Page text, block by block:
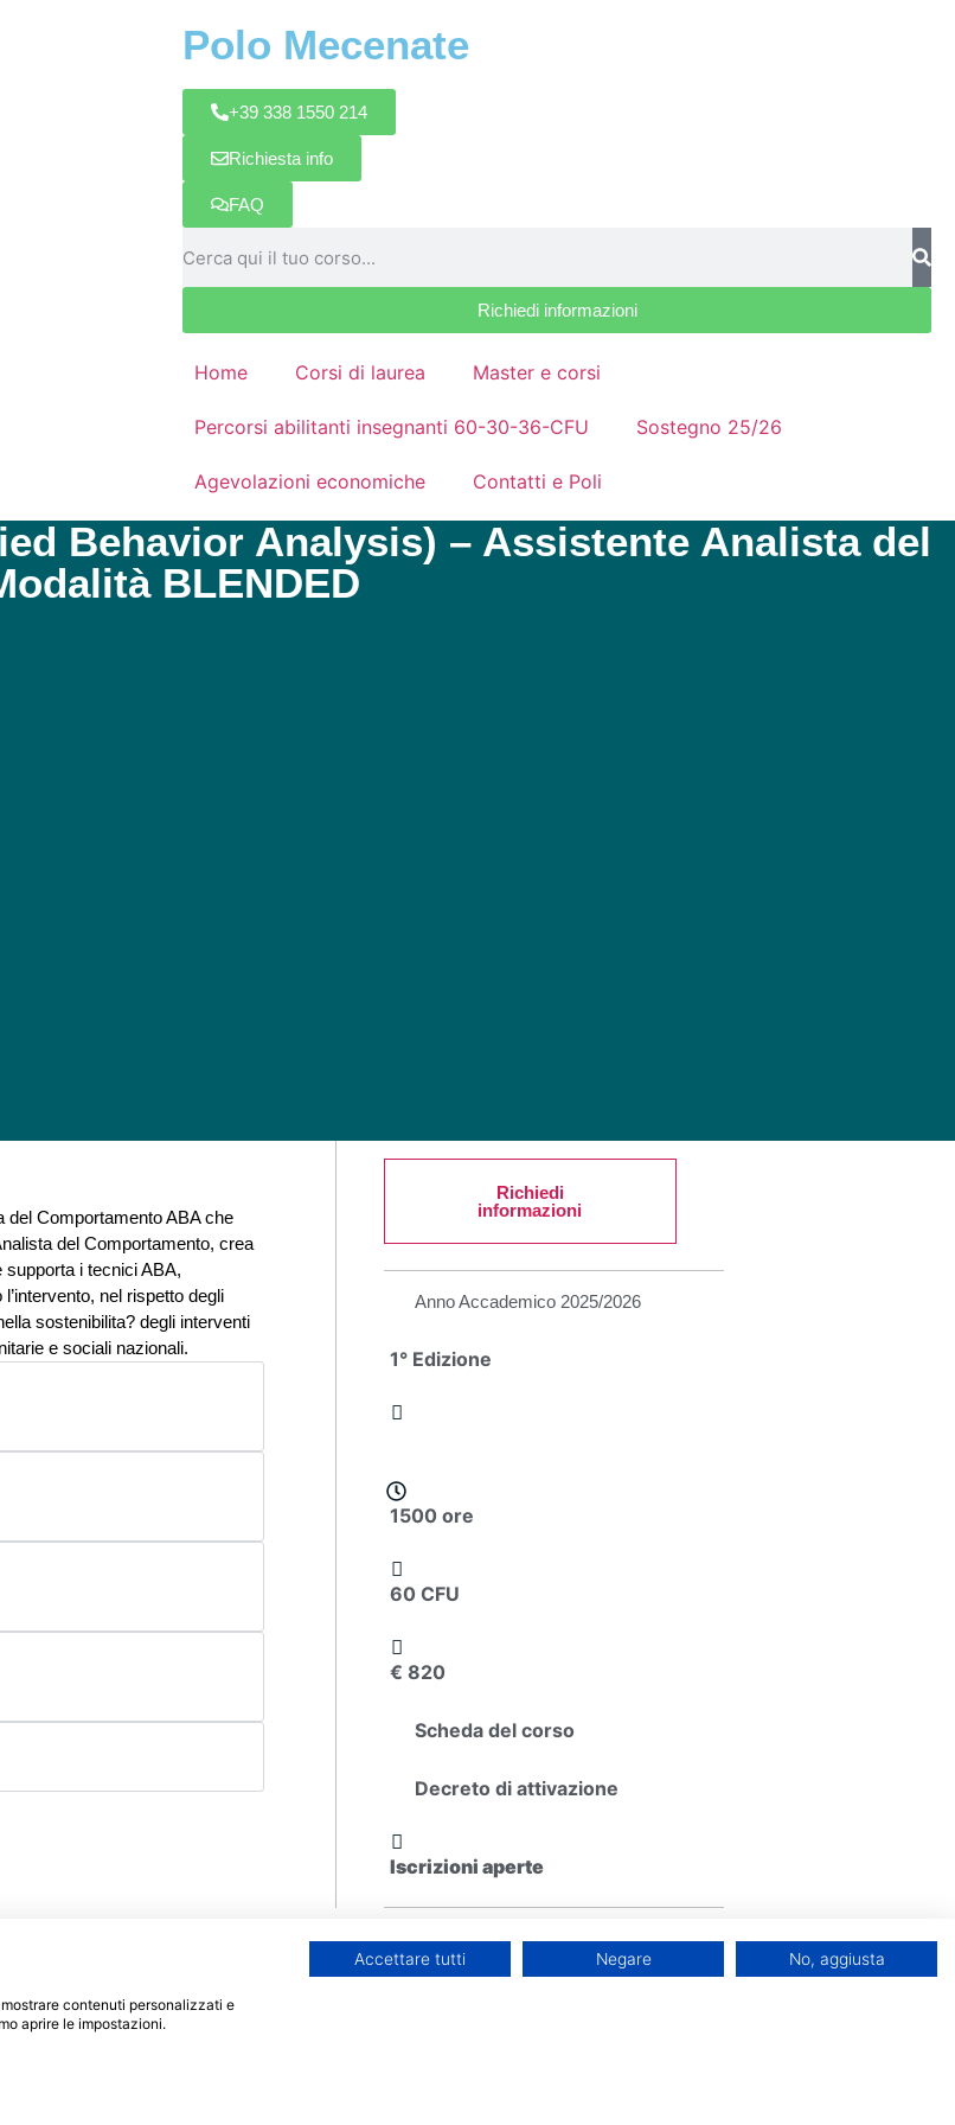
Polo Mecenate
+39 338 1550 214
Richiesta info
FAQ
Richiedi informazioni
Home Corsi di laurea Master e corsi
Percorsi abilitanti insegnanti 60-30-36-CFU Sostegno 25/26
Agevolazioni economiche Contatti e Poli
Behavior Analysis) – Assistente Analista del
BLENDED
del Comportamento ABA che
del Comportamento, crea
supporta i tecnici ABA,
nel rispetto degli
sostenibilita? degli interventi
e sociali nazionali.
Richiedi
informazioni
Anno Accademico 2025/2026
1° Edizione
1500 ore
60 CFU
€ 820
Scheda del corso
Decreto di attivazione
Iscrizioni aperte
Home
FAQ
contenuti personalizzati e
aprire le impostazioni.
Accettare tutti Negare No, aggiusta